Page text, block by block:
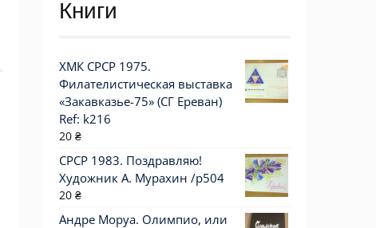
Книги
ХМК СРСР 1975.
Филателистическая выставка
«Закавказье-75» (СГ Ереван)
Ref: k216
20 ₴
СРСР 1983. Поздравляю!
Художник А. Мурахин /р504
20 ₴
Андре Моруа. Олимпио, или